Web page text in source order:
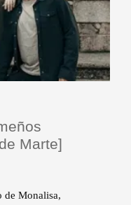
Marte]
de Monalisa,